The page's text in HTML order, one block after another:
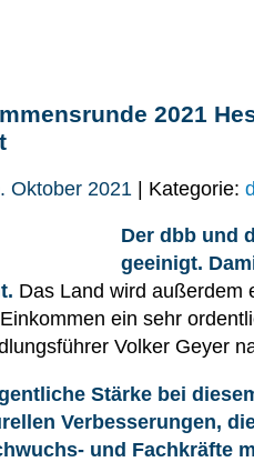
2021
Oktober 2021 | Kategorie:
Der dbb und
geeinigt.
Das Land wird außerdem
ein sehr
Volker Geyer
Stärke bei
Verbesserungen,
und Fachkräfte